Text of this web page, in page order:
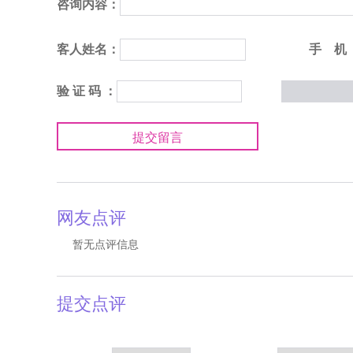
咨询内容：
客人姓名： 手 机
验 证 码 ：
提交留言
网友点评
暂无点评信息
提交点评